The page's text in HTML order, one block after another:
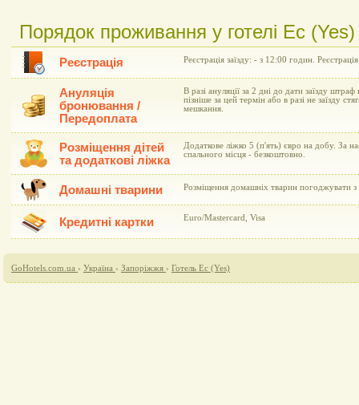
Порядок проживання у готелі Ес (Yes)
Реєстрація Реєстрація заїзду: - з 12:00 годин.
Ануляція
бронювання /
Передоплата
В разі ануляції за 2 дні до дати заїзду штраф
пізніше за цей термін або в разі не заїзду
мешкання.
Розміщення дітей
та додаткові ліжка
Додаткове ліжко 5 (п'ять) євро на добу. За
спального місця - безкоштовно.
Домашні тварини Розміщення домашніх тварин погоджувати з
Кредитні картки Euro/Mastercard, Visa
GoHotels.com.ua › Україна › Запоріжжя › Готель Ес (Yes)